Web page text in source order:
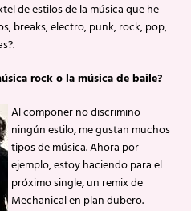
de estilos de la música que he
breaks, electro, punk, rock, pop,
rock o la música de baile?
Al componer no discrimino
ningún estilo, me gustan muchos
tipos de música. Ahora por
ejemplo, estoy haciendo para el
próximo single, un remix de
Mechanical en plan dubero.